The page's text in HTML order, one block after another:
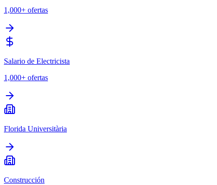
1,000+ ofertas
Salario de Electricista
1,000+ ofertas
Florida Universitària
Construcción